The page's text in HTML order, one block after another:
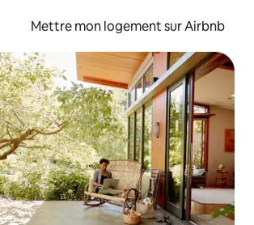
Mettre mon logement sur Airbnb